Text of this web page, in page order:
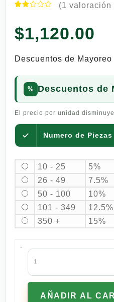
2.00
de 5
a
de
cliente
(1 valoración
$1,120.00
Descuentos de Mayoreo
Descuentos de
El precio por unidad
Numero de Piezas
10 - 25 5%
26 - 49
7.5%
50 - 100
10%
101 - 349
12.5%
350 +
15%
-
Royal
Canin
Maxi
Adult
Croquetas
AÑADIR AL